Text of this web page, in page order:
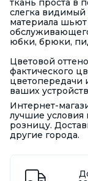
ткань проста в
слегка видимый
материала
юбки, брюки,
Цветовой
фактического
цветопередачи
ваших
Интернет-
лучшие условия
розницу.
другие города.